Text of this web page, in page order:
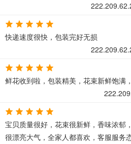
快递速度很快，包装完好无损
鲜花收到啦，包装精美，花束新鲜饱满
宝贝质量很好，花束很新鲜，香味浓郁
很漂亮大气，全家人都喜欢，客服服务